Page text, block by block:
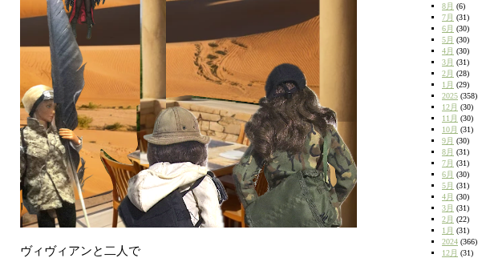
ヴィヴィアンと二人で
8月 (6)
7月 (31)
6月 (30)
5月 (30)
4月 (30)
3月 (31)
2月 (28)
1月 (29)
2025 (358)
12月 (30)
11月 (30)
10月 (31)
9月 (30)
8月 (31)
7月 (31)
6月 (30)
5月 (31)
4月 (30)
3月 (31)
2月 (22)
1月 (31)
2024 (366)
12月 (31)